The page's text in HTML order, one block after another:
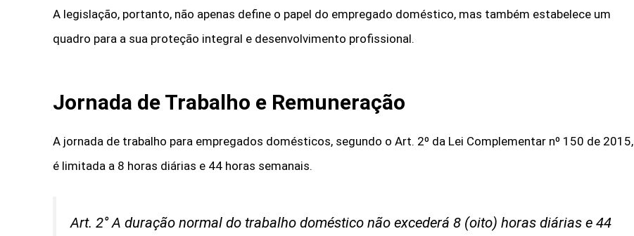
A legislação, portanto, não apenas define o papel do empregado doméstico, mas também estabelece um
quadro para a sua proteção integral e desenvolvimento profissional.
Jornada de Trabalho e Remuneração
A jornada de trabalho para empregados domésticos, segundo o Art. 2º da Lei Complementar nº 150 de 2015,
é limitada a 8 horas diárias e 44 horas semanais.
Art. 2° A duração normal do trabalho doméstico não excederá 8 (oito) horas diárias e 44